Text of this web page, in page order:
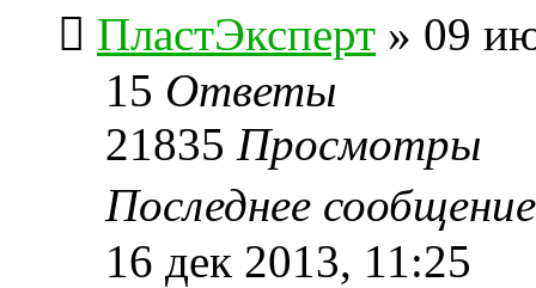
ПластЭксперт » 09
15 Ответы
21835 Просмотры
Последнее
16 дек 2013, 11:25